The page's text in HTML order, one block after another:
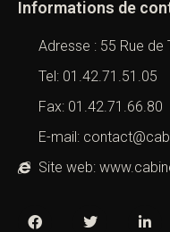
Informations de
Adresse : 55 Rue de
Tel: 01.42.71.51.05
Fax: 01.42.71.66.80
E-mail:
Site web: